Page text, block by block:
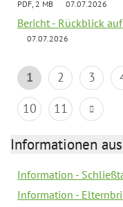
PDF, 2 MB 07.07.2026
Bericht - Rückblick
07.07.2026
1 2 3
10
11
Informationen
Information -
Information -